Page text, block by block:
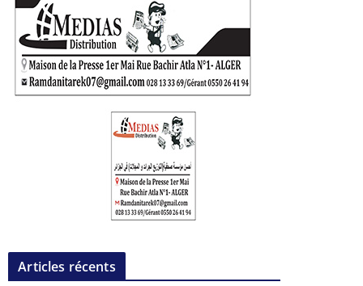
Articles récents